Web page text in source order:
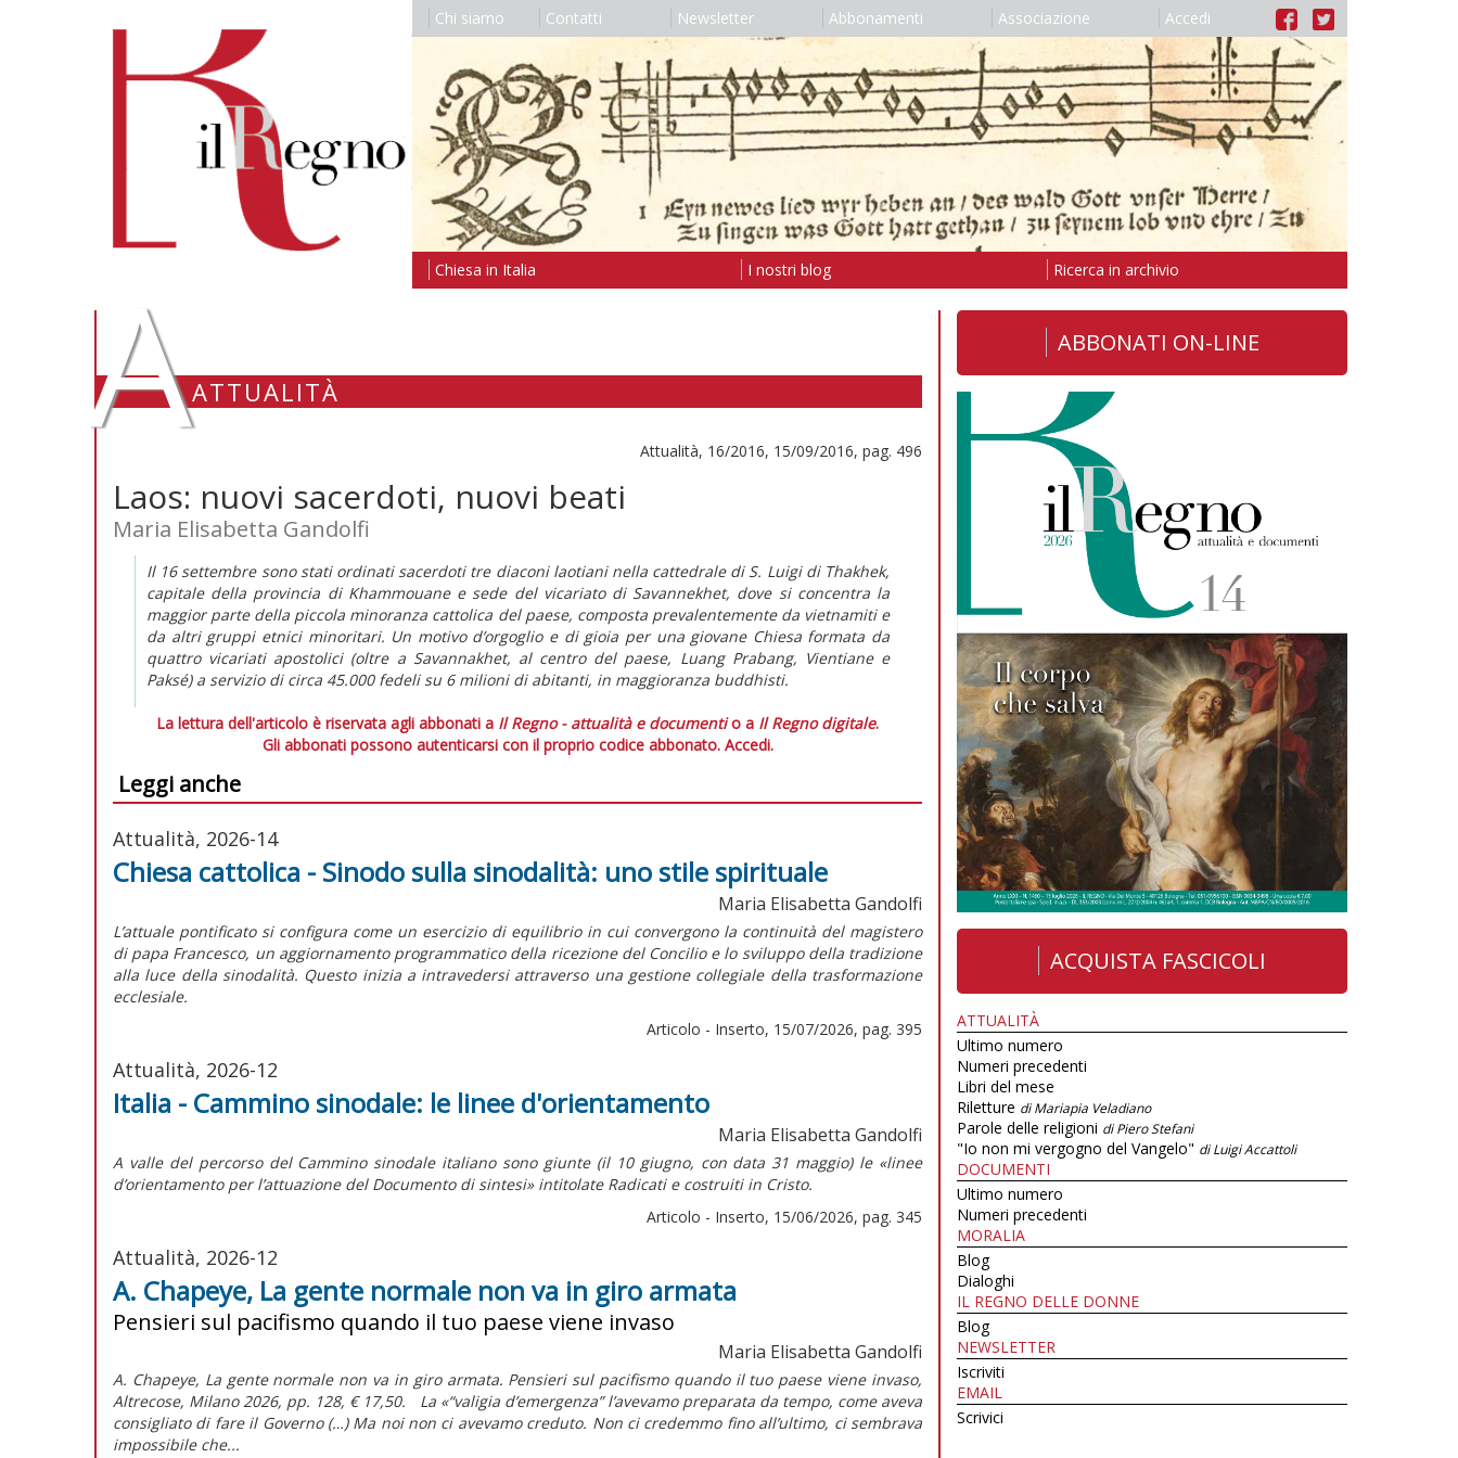
Chi siamo Contatti Newsletter Abbonamenti Associazione Accedi
Chiesa in Italia I nostri blog Ricerca in archivio
AATTUALITÀ
Attualità, 16/2016, 15/09/2016, pag. 496
Laos: nuovi sacerdoti, nuovi beati
Maria Elisabetta Gandolfi
Il 16 settembre sono stati ordinati sacerdoti tre diaconi laotiani nella cattedrale di S. Luigi di Thakhek,
capitale della provincia di Khammouane e sede del vicariato di Savannekhet, dove si concentra la
maggior parte della piccola minoranza cattolica del paese, composta prevalentemente da vietnamiti e
da altri gruppi etnici minoritari. Un motivo d’orgoglio e di gioia per una giovane Chiesa formata da
quattro vicariati apostolici (oltre a Savannakhet, al centro del paese, Luang Prabang, Vientiane e
Paksé) a servizio di circa 45.000 fedeli su 6 milioni di abitanti, in maggioranza buddhisti.
La lettura dell'articolo è riservata agli abbonati a Il Regno - attualità e documentio a Il Regno digitale.
Gli abbonati possono autenticarsi con il proprio codice abbonato. Accedi.
Leggi anche
Attualità, 2026-14
Chiesa cattolica - Sinodo sulla sinodalità: uno stile spirituale
Maria Elisabetta Gandolfi
L’attuale pontificato si configura come un esercizio di equilibrio in cui convergono la continuità del magistero
di papa Francesco, un aggiornamento programmatico della ricezione del Concilio e lo sviluppo della tradizione
alla luce della sinodalità. Questo inizia a intravedersi attraverso una gestione collegiale della trasformazione
ecclesiale.
Articolo - Inserto, 15/07/2026, pag. 395
Attualità, 2026-12
Italia - Cammino sinodale: le linee d'orientamento
Maria Elisabetta Gandolfi
A valle del percorso del Cammino sinodale italiano sono giunte (il 10 giugno, con data 31 maggio) le «linee
d’orientamento per l’attuazione del Documento di sintesi»intitolate Radicati e costruiti in Cristo.
Articolo - Inserto, 15/06/2026, pag. 345
Attualità, 2026-12
A. Chapeye, La gente normale non va in giro armata
Pensieri sul pacifismo quando il tuo paese viene invaso
Maria Elisabetta Gandolfi
A. Chapeye, La gente normale non va in giro armata. Pensieri sul pacifismo quando il tuo paese viene invaso,
Altrecose, Milano 2026, pp. 128, € 17,50. La «“valigia d’emergenza” l’avevamo preparata da tempo, come aveva
consigliato di fare il Governo (…) Ma noi non ci avevamo creduto. Non ci credemmo fino all’ultimo, ci sembrava
impossibile che...
ABBONATI ON-LINE
ACQUISTA FASCICOLI
ATTUALITÀ
Ultimo numero
Numeri precedenti
Libri del mese
Riletture di Mariapia Veladiano
Parole delle religioni di Piero Stefani
"Io non mi vergogno del Vangelo" di Luigi Accattoli
DOCUMENTI
Ultimo numero
Numeri precedenti
MORALIA
Blog
Dialoghi
IL REGNO DELLE DONNE
Blog
NEWSLETTER
Iscriviti
EMAIL
Scrivici